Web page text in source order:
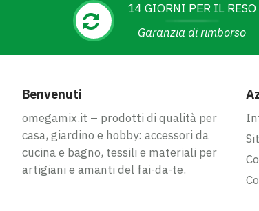
14 GIORNI PER IL RESO
Garanzia di rimborso
Benvenuti
omegamix.it – prodotti di qualità per
casa, giardino e hobby: accessori da
cucina e bagno, tessili e materiali per
artigiani e amanti del fai-da-te.